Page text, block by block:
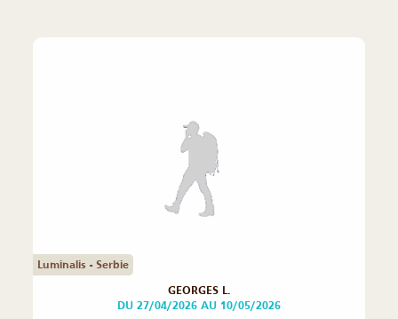
Luminalis - Serbie
GEORGES L.
DU 27/04/2026 AU 10/05/2026